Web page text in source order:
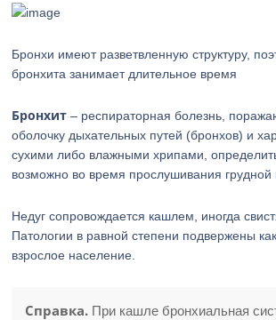
Бронхи имеют разветвленную структуру,
бронхита занимает длительное время
Бронхит – респираторная болезнь,
оболочку дыхательных путей (бронхов) и
сухими либо влажными хрипами,
возможно во время прослушивания грудной
Недуг сопровождается кашлем, иногда
Патологии в равной степени подвержены
взрослое население.
Справка. При кашле бронхиальная